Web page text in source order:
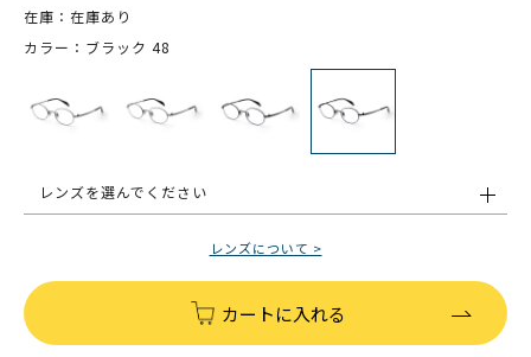
在庫：在庫あり
カラー：ブラック 48
レンズを選んでください
レンズについて >
カートに入れる